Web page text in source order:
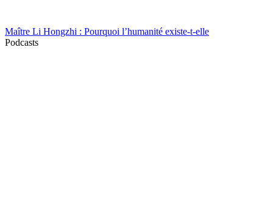
Maître Li Hongzhi : Pourquoi l’humanité existe-t-elle
Podcasts